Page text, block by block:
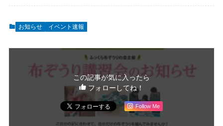
お知らせ イベント速報
この記事が気に入ったら
フォローしてね！
Follow Me